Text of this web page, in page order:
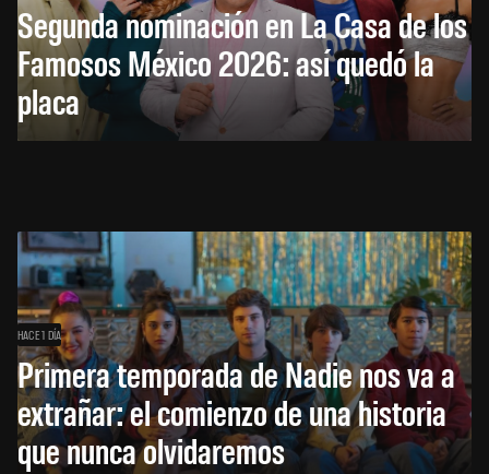
Segunda nominación en La Casa de los
Famosos México 2026: así quedó la
placa
HACE 1 DÍA
Primera temporada de Nadie nos va a
extrañar: el comienzo de una historia
que nunca olvidaremos